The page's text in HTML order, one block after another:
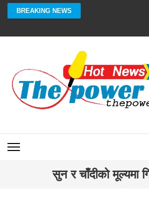
Skip
BREAKING NEWS
सुन र चाँदीको मूल्यमा